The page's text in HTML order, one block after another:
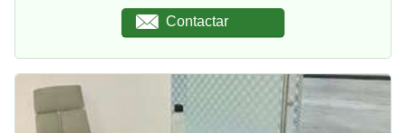
Contactar